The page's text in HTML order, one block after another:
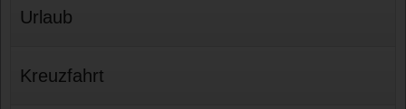
Urlaub
Kreuzfahrt